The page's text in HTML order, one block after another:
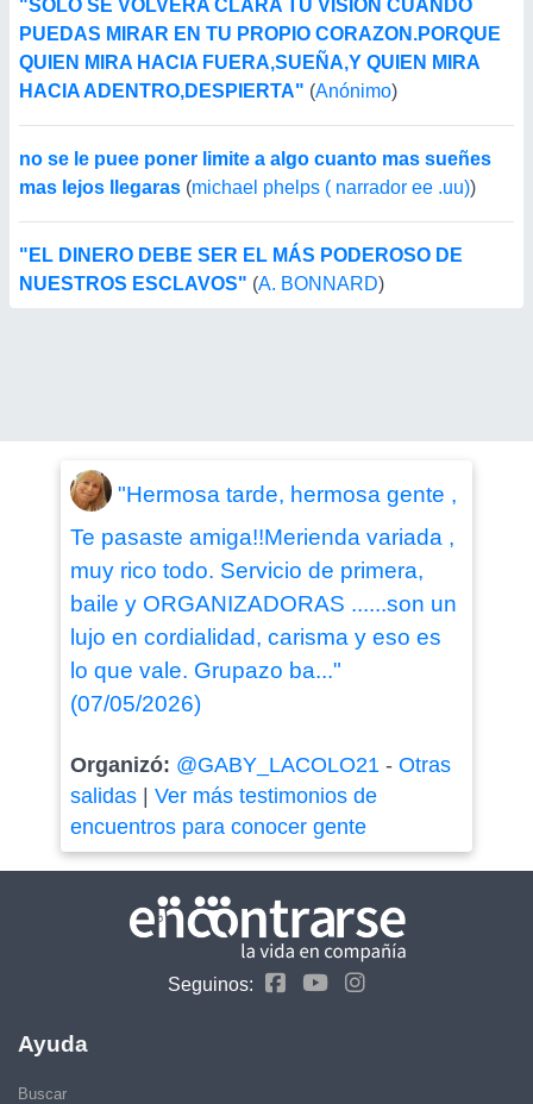
"SOLO SE VOLVERA CLARA TU VISION CUANDO
PUEDAS MIRAR EN TU PROPIO CORAZON.PORQUE
QUIEN MIRA HACIA FUERA,SUEÑA,Y QUIEN MIRA
HACIA ADENTRO,DESPIERTA" (Anónimo)
no se le puee poner limite a algo cuanto mas sueñes
mas lejos llegaras (michael phelps ( narrador ee .uu))
"EL DINERO DEBE SER EL MÁS PODEROSO DE
NUESTROS ESCLAVOS" (A. BONNARD)
"Hermosa tarde, hermosa gente ,
Te pasaste amiga!!Merienda variada ,
muy rico todo. Servicio de primera,
baile y ORGANIZADORAS ......son un
lujo en cordialidad, carisma y eso es
lo que vale. Grupazo ba..."
(07/05/2026)
Organizó: @GABY_LACOLO21- Otras
salidas| Ver más testimonios de
encuentros para conocer gente
Seguinos:
Ayuda
Buscar